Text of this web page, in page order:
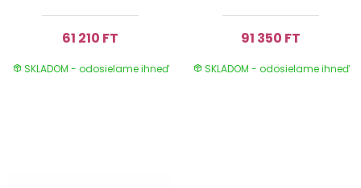
61 210 FT
SKLADOM - odosielame ihneď
91 350 FT
SKLADOM - odosielame ihneď